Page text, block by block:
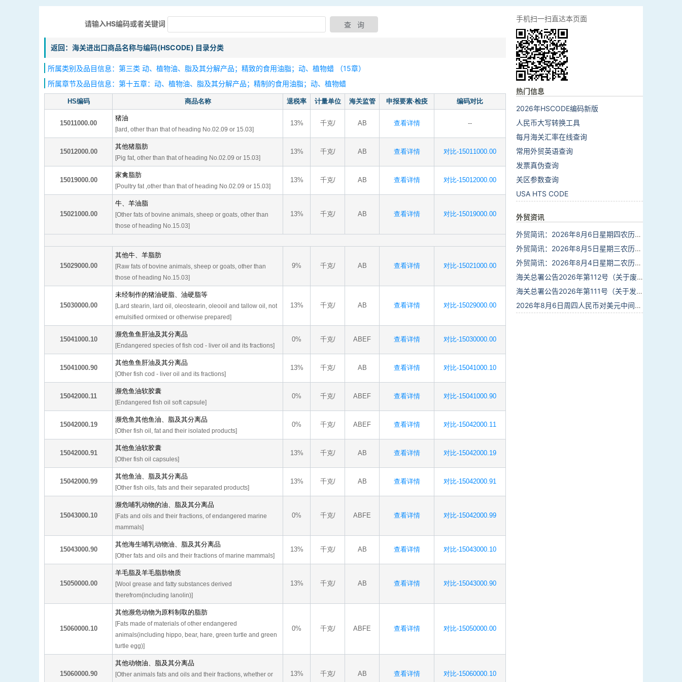
请输入HS编码或者关键词
返回：海关进出口商品名称与编码(HSCODE) 目录分类
所属类别及品目信息：第三类 动、植物油、脂及其分解产品；精致的食用油脂；动、植物蜡 （15章）
所属章节及品目信息：第十五章：动、植物油、脂及其分解产品；精制的食用油脂；动、植物蜡
HS编码 商品名称 退税率 计量单位 海关监管 申报要素·检疫 编码对比
15011000.00
猪油
[lard, other than that of heading No.02.09 or 15.03]
13% 千克/ AB 查看详情 --
15012000.00
其他猪脂肪
[Pig fat, other than that of heading No.02.09 or 15.03]
13% 千克/ AB 查看详情 对比-15011000.00
15019000.00
家禽脂肪
[Poultry fat ,other than that of heading No.02.09 or 15.03]
13% 千克/ AB 查看详情 对比-15012000.00
15021000.00
牛、羊油脂
[Other fats of bovine animals, sheep or goats, other than
those of heading No.15.03]
13% 千克/ AB 查看详情 对比-15019000.00
15029000.00
其他牛、羊脂肪
[Raw fats of bovine animals, sheep or goats, other than
those of heading No.15.03]
9% 千克/ AB 查看详情 对比-15021000.00
15030000.00
未经制作的猪油硬脂、油硬脂等
[Lard stearin, lard oil, oleostearin, oleooil and tallow oil, not
emulsified ormixed or otherwise prepared]
13% 千克/ AB 查看详情 对比-15029000.00
15041000.10
濒危鱼鱼肝油及其分离品
[Endangered species of fish cod - liver oil and its fractions]
0% 千克/ ABEF 查看详情 对比-15030000.00
15041000.90
其他鱼鱼肝油及其分离品
[Other fish cod - liver oil and its fractions]
13% 千克/ AB 查看详情 对比-15041000.10
15042000.11
濒危鱼油软胶囊
[Endangered fish oil soft capsule]
0% 千克/ ABEF 查看详情 对比-15041000.90
15042000.19
濒危鱼其他鱼油、脂及其分离品
[Other fish oil, fat and their isolated products]
0% 千克/ ABEF 查看详情 对比-15042000.11
15042000.91
其他鱼油软胶囊
[Other fish oil capsules]
13% 千克/ AB 查看详情 对比-15042000.19
15042000.99
其他鱼油、脂及其分离品
[Other fish oils, fats and their separated products]
13% 千克/ AB 查看详情 对比-15042000.91
15043000.10
濒危哺乳动物的油、脂及其分离品
[Fats and oils and their fractions, of endangered marine
mammals]
0% 千克/ ABFE 查看详情 对比-15042000.99
15043000.90
其他海生哺乳动物油、脂及其分离品
[Other fats and oils and their fractions of marine mammals]
13% 千克/ AB 查看详情 对比-15043000.10
15050000.00
羊毛脂及羊毛脂肪物质
[Wool grease and fatty substances derived
therefrom(including lanolin)]
13% 千克/ AB 查看详情 对比-15043000.90
15060000.10
其他濒危动物为原料制取的脂肪
[Fats made of materials of other endangered
animals(including hippo, bear, hare, green turtle and green
turtle egg)]
0% 千克/ ABFE 查看详情 对比-15050000.00
15060000.90
其他动物油、脂及其分离品
[Other animals fats and oils and their fractions, whether or 13% 千克/ AB 查看详情 对比-15060000.10
手机扫一扫直达本页面
热门信息
2026年HSCODE编码新版
人民币大写转换工具
每月海关汇率在线查询
常用外贸英语查询
发票真伪查询
关区参数查询
USA HTS CODE
外贸资讯
外贸简讯：2026年8月6日星期四农历六月廿四
外贸简讯：2026年8月5日星期三农历六月廿三
外贸简讯：2026年8月4日星期二农历六月廿二
海关总署公告2026年第112号（关于废止部分卫生检疫类规范性文件的公告）
海关总署公告2026年第111号（关于发布《进出境动植物检疫处理监督管理工作规定》《进出境卫生处理监督管理工作规定》的公告）
2026年8月6日周四人民币对美元中间价报6.7895调贬6个基点